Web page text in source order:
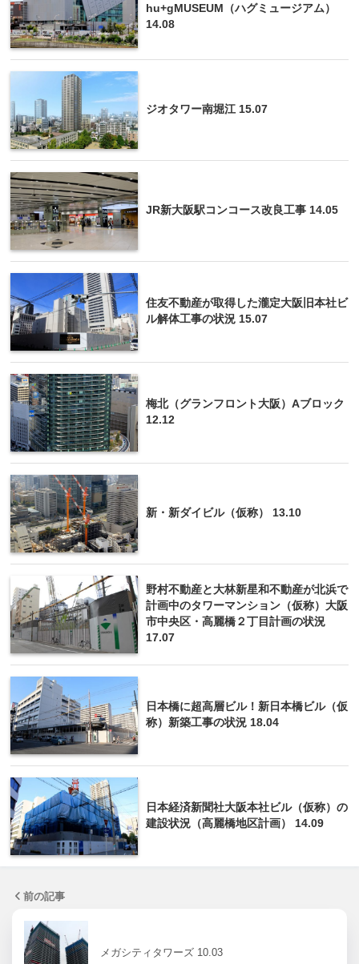
hu+gMUSEUM（ハグミュージアム）
14.08
ジオタワー南堀江 15.07
JR新大阪駅コンコース改良工事 14.05
住友不動産が取得した瀧定大阪旧本社ビ
ル解体工事の状況 15.07
梅北（グランフロント大阪）Aブロック
12.12
新・新ダイビル（仮称） 13.10
野村不動産と大林新星和不動産が北浜で
計画中のタワーマンション（仮称）大阪
市中央区・高麗橋２丁目計画の状況
17.07
日本橋に超高層ビル！新日本橋ビル（仮
称）新築工事の状況 18.04
日本経済新聞社大阪本社ビル（仮称）の
建設状況（高麗橋地区計画） 14.09
前の記事
メガシティタワーズ 10.03